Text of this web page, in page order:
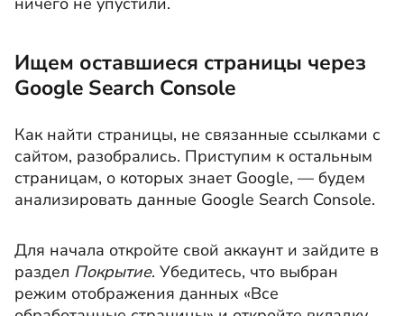
Ищем оставшиеся страницы через
Google Search Console
Как найти страницы, не связанные ссылками с
сайтом, разобрались. Приступим к остальным
страницам, о которых знает Google, — будем
анализировать данные Google Search Console.
Для начала откройте свой аккаунт и зайдите в
раздел Покрытие. Убедитесь, что выбран
режим отображения данных «Все